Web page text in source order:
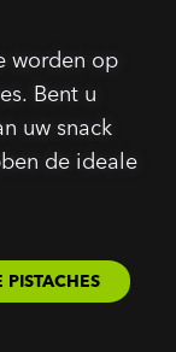
worden op
Bent u
uw snack
de ideale